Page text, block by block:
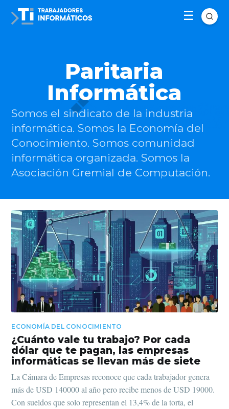
Paritaria
Informática
Somos el sindicato de la industria
informática. Somos la Economía del
Conocimiento. Somos comunidad
informática organizada. Somos la
Asociación Gremial de Computación.
ECONOMÍA DEL CONOCIMIENTO
¿Cuánto vale tu trabajo? Por cada
dólar que te pagan, las empresas
informáticas se llevan más de siete
La Cámara de Empresas reconoce que cada trabajador genera
más de USD 140000 al año pero recibe menos de USD 19000.
Con sueldos que solo representan el 13,4% de la torta, el